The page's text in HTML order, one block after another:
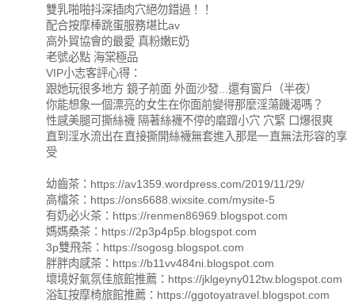
雙乳啪啪抖深插肉穴絕勿錯過！！
配合按摩棒跳蛋服務堪比av
高外貿協會的最愛 真粉嫩E奶
老號必點 海棠極品
VIP小志客評心得：
跟她玩很多地方 鏡子前面 外面沙發...還有窗戶（半夜）
你能想象一個漂亮的女生在你面前變得那麼淫蕩饑渴嗎？
性感美腿可撕絲襪 隔著絲襪不停的磨蹭小穴 穴緊 口爆很爽
直到淫水流出在直接撕開絲襪無套進入那是一直無法形容的享
受
幼齒茶：https://av1359.wordpress.com/2019/11/29/
高檔茶：https://ons6688.wixsite.com/mysite-5
有奶必火茶：https://renmen86969.blogspot.com
媽媽桑茶：https://2p3p4p5p.blogspot.com
3p雙飛茶：https://sogosg.blogspot.com
胖胖肉感茶：https://b11vv484ni.blogspot.com
壞境好氣氛佳旅館推薦：https://jklgeyny012tw.blogspot.com
浴缸按摩椅旅館推薦：https://ggotoyatravel.blogspot.com